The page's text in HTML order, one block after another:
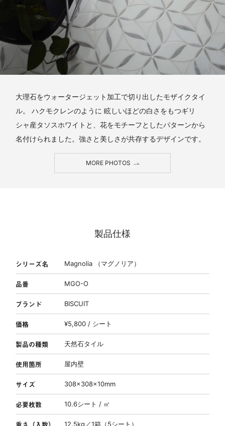
大理石をウォータージェット加工で切り出したモザイクタイ
ル。 ハクモクレンのように 眩しいほどの白さをもつギリ
シャ産タソスホワイトと、花をモチーフとしたパターンから
名付けられました。強さと美しさが共存するデザインです。
MORE PHOTOS
製品仕様
シリーズ名 Magnolia （マグノリア）
品番 MGO-O
ブランド BISCUIT
価格 ¥5,800 / シート
製品の種類 天然石タイル
使用箇所 屋内壁
サイズ 308×308×10mm
必要枚数 10.6シート / ㎡
12.5kg／1箱（5シート）